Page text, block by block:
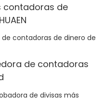
contadoras de
de contadoras